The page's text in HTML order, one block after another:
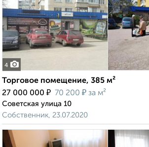
4
Торговое помещение, 385 м²
27 000 000 ₽ 70 200 ₽ за м²
Советская улица 10
Собственник, 23.07.2020